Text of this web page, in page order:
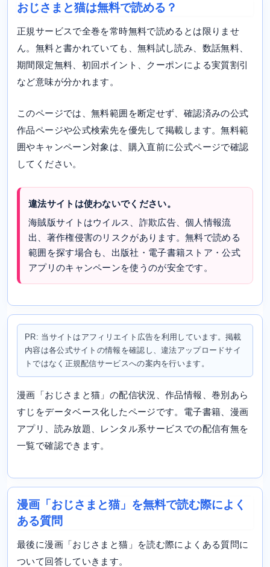
おじさまと猫は無料で読める？
正規サービスで全巻を常時無料で読めるとは限りませ
ん。無料と書かれていても、無料試し読み、数話無料、
期間限定無料、初回ポイント、クーポンによる実質割引
など意味が分かれます。
このページでは、無料範囲を断定せず、確認済みの公式
作品ページや公式検索先を優先して掲載します。無料範
囲やキャンペーン対象は、購入直前に公式ページで確認
してください。
違法サイトは使わないでください。
海賊版サイトはウイルス、詐欺広告、個人情報流
出、著作権侵害のリスクがあります。無料で読める
範囲を探す場合も、出版社・電子書籍ストア・公式
アプリのキャンペーンを使うのが安全です。
PR: 当サイトはアフィリエイト広告を利用しています。掲載
内容は各公式サイトの情報を確認し、違法アップロードサイ
トではなく正規配信サービスへの案内を行います。
漫画「おじさまと猫」の配信状況、作品情報、巻別あら
すじをデータベース化したページです。電子書籍、漫画
アプリ、読み放題、レンタル系サービスでの配信有無を
一覧で確認できます。
漫画「おじさまと猫」を無料で読む際によく
ある質問
最後に漫画「おじさまと猫」を読む際によくある質問に
ついて回答していきます。